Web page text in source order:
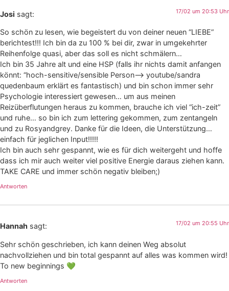
Josi sagt: 17/02 um 20:53 Uhr
So schön zu lesen, wie begeistert du von deiner neuen “LIEBE”
berichtest!!! Ich bin da zu 100 % bei dir, zwar in umgekehrter
Reihenfolge quasi, aber das soll es nicht schmälern…
Ich bin 35 Jahre alt und eine HSP (falls ihr nichts damit anfangen
könnt: “hoch-sensitive/sensible Person–> youtube/sandra
quedenbaum erklärt es fantastisch) und bin schon immer sehr
Psychologie interessiert gewesen… um aus meinen
Reizüberflutungen heraus zu kommen, brauche ich viel “ich-zeit”
und ruhe… so bin ich zum lettering gekommen, zum zentangeln
und zu Rosyandgrey. Danke für die Ideen, die Unterstützung…
einfach für jeglichen Input!!!!!
Ich bin auch sehr gespannt, wie es für dich weitergeht und hoffe
dass ich mir auch weiter viel positive Energie daraus ziehen kann.
TAKE CARE und immer schön negativ bleiben;)
Antworten
Hannah sagt: 17/02 um 20:55 Uhr
Sehr schön geschrieben, ich kann deinen Weg absolut
nachvollziehen und bin total gespannt auf alles was kommen wird!
To new beginnings 💚
Antworten